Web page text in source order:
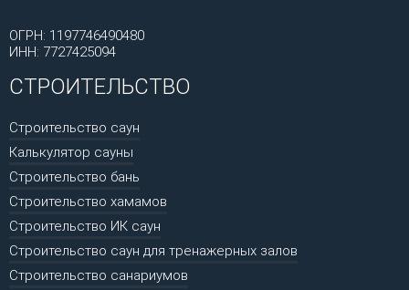
ОГРН: 1197746490480
ИНН: 7727425094
СТРОИТЕЛЬСТВО
Строительство саун
Калькулятор сауны
Строительство бань
Строительство хамамов
Строительство ИК саун
Строительство саун для тренажерных залов
Строительство санариумов